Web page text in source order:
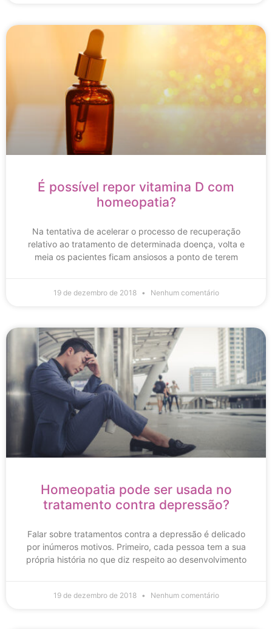
É possível repor vitamina D com
homeopatia?
Na tentativa de acelerar o processo de recuperação
relativo ao tratamento de determinada doença, volta e
meia os pacientes ficam ansiosos a ponto de terem
19 de dezembro de 2018 Nenhum comentário
Homeopatia pode ser usada no
tratamento contra depressão?
Falar sobre tratamentos contra a depressão é delicado
por inúmeros motivos. Primeiro, cada pessoa tem a sua
própria história no que diz respeito ao desenvolvimento
19 de dezembro de 2018 Nenhum comentário